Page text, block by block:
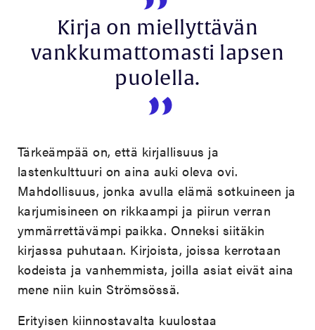
Kirja on miellyttävän
vankkumattomasti lapsen
puolella.
Tärkeämpää on, että kirjallisuus ja
lastenkulttuuri on aina auki oleva ovi.
Mahdollisuus, jonka avulla elämä sotkuineen ja
karjumisineen on rikkaampi ja piirun verran
ymmärrettävämpi paikka. Onneksi siitäkin
kirjassa puhutaan. Kirjoista, joissa kerrotaan
kodeista ja vanhemmista, joilla asiat eivät aina
mene niin kuin Strömsössä.
Erityisen kiinnostavalta kuulostaa